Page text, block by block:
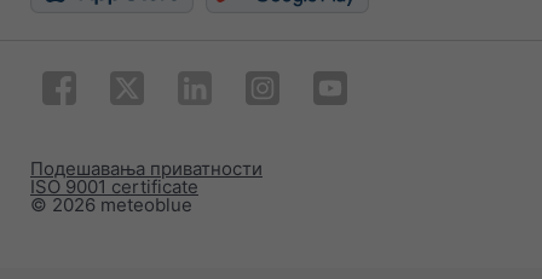
© 2026 meteoblue
ISO 9001 certificate
Подешавања приватности